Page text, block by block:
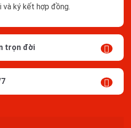
ký kết hợp đồng.
trọn đời